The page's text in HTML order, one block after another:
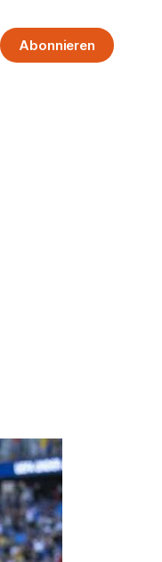
Abonnieren